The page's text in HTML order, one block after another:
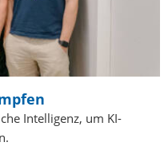
Intelligenz, um KI-